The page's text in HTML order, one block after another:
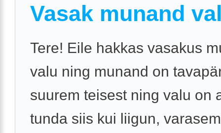
Vasak munand
Tere! Eile hakkas vasakus
valu ning munand on
suurem teisest ning valu on
tunda siis kui liigun,